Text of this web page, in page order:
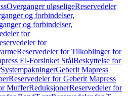
Overganger uløseligeReservedeler
og forbindelser,
og forbindelser,
for
for
Reservedeler for Tilkoblinger for
El-Forsinket StålBeskyttelse for
SystempakningerGeberit Mapress
Reservedeler for Geberit Mapress
MufferReduksjonerReservedeler for